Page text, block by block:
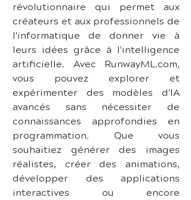
révolutionnaire qui permet aux
créateurs et aux professionnels de
l'informatique de donner vie à
leurs idées grâce à l'intelligence
artificielle. Avec RunwayML.com,
vous pouvez explorer et
expérimenter des modèles d'IA
avancés sans nécessiter de
connaissances approfondies en
programmation. Que vous
souhaitiez générer des images
réalistes, créer des animations,
développer des applications
interactives ou encore